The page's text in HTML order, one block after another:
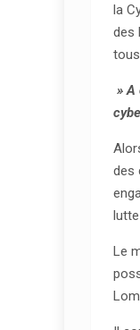
la
des
» A
des
Le